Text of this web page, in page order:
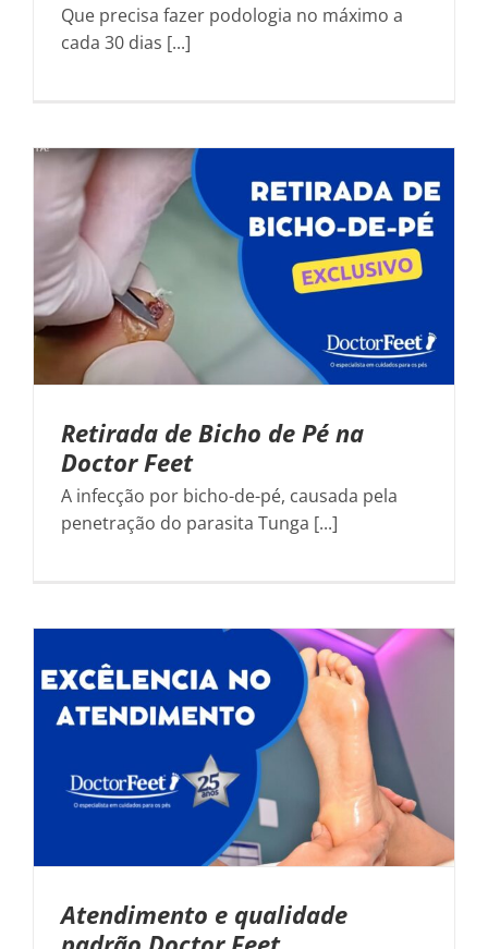
Que precisa fazer podologia no máximo a
cada 30 dias [...]
Retirada de Bicho de Pé na
Doctor Feet
A infecção por bicho-de-pé, causada pela
penetração do parasita Tunga [...]
Atendimento e qualidade